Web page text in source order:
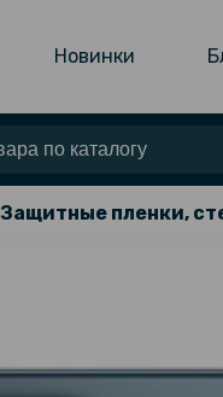
Новинки
Защитные пленки,